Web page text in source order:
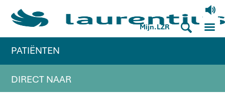
V
Mijn.LZR S M
PATIËNTEN
DIRECT NAAR